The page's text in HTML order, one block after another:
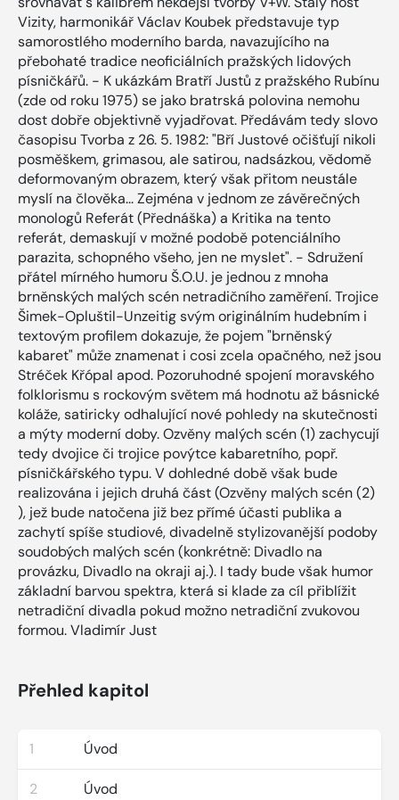
Vizity, harmonikář Václav Koubek představuje typ
samorostlého moderního barda, navazujícího na
přebohaté tradice neoficiálních pražských lidových
písničkářů. - K ukázkám Bratří Justů z pražského Rubínu
(zde od roku 1975) se jako bratrská polovina nemohu
dost dobře objektivně vyjadřovat. Předávám tedy slovo
časopisu Tvorba z 26. 5. 1982: "Bří Justové očišťují nikoli
posměškem, grimasou, ale satirou, nadsázkou, vědomě
deformovaným obrazem, který však přitom neustále
myslí na člověka... Zejména v jednom ze závěrečných
monologů Referát (Přednáška) a Kritika na tento
referát, demaskují v možné podobě potenciálního
parazita, schopného všeho, jen ne myslet". - Sdružení
přátel mírného humoru Š.O.U. je jednou z mnoha
brněnských malých scén netradičního zaměření. Trojice
Šimek-Opluštil-Unzeitig svým originálním hudebním i
textovým profilem dokazuje, že pojem "brněnský
kabaret" může znamenat i cosi zcela opačného, než jsou
Stréček Křópal apod. Pozoruhodné spojení moravského
folklorismu s rockovým světem má hodnotu až básnické
koláže, satiricky odhalující nové pohledy na skutečnosti
a mýty moderní doby. Ozvěny malých scén (1) zachycují
tedy dvojice či trojice povýtce kabaretního, popř.
písničkářského typu. V dohledné době však bude
realizována i jejich druhá část (Ozvěny malých scén (2)
), jež bude natočena již bez přímé účasti publika a
zachytí spíše studiové, divadelně stylizovanější podoby
soudobých malých scén (konkrétně: Divadlo na
provázku, Divadlo na okraji aj.). I tady bude však humor
základní barvou spektra, která si klade za cíl přiblížit
netradiční divadla pokud možno netradiční zvukovou
formou. Vladimír Just
Přehled kapitol
1 Úvod
2 Úvod